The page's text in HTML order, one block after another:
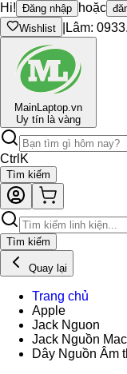
Hi! Đăng nhập hoặc
Wishlist
Lâm:
MainLaptop.vn
Uy tín là vàng
Ctrl K
Tìm kiếm
Tìm kiếm
Quay lại
Trang chủ
Apple
Jack Nguon
Jack Nguồn
Dây Nguồn Âm